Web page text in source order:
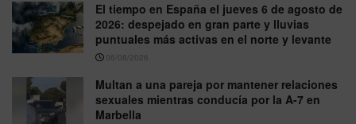
El tiempo en España el jueves 6 de agosto de
2026: despejado en gran parte y lluvias
puntuales más activas en el norte y levante
06/08/2026
Multan a una pareja por mantener relaciones
sexuales mientras conducía por la A-7 en
Marbella